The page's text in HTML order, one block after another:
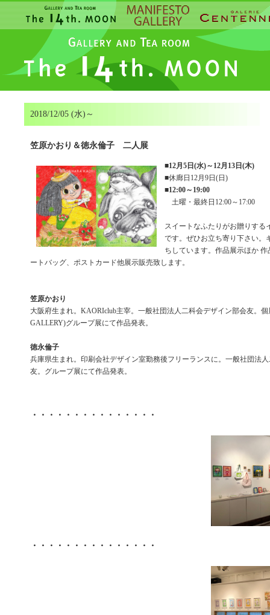
2018/12/05 (水)～
笠原かおり＆徳永倫子 二人展
■12月5日(水)～12月13日(木)
■休廊日12月9日(日)
■12:00～19:00
土曜・最終日12:00～17:00
スイートなふたりがお贈りする
です。ぜひお立ち寄り下さい。
ちしています。作品展示ほか
ートバッグ、ポストカード他展示販売致します。
笠原かおり
大阪府生まれ。KAORIclub主宰。一般社団法人二科会デザイン部会友。
GALLERY)グループ展にて作品発表。
徳永倫子
兵庫県生まれ。印刷会社デザイン室勤務後フリーランスに。一般社団法
友。グループ展にて作品発表。
・・・・・・・・・・・・・・・
・・・・・・・・・・・・・・・